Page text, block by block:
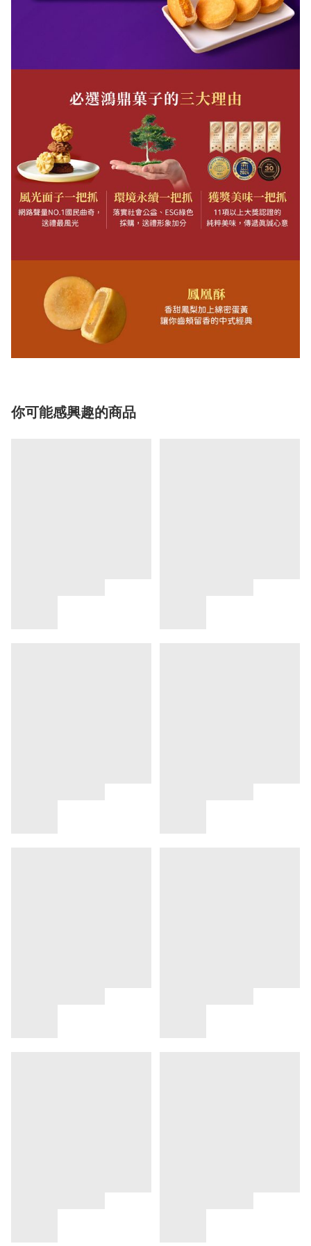
你可能感興趣的商品